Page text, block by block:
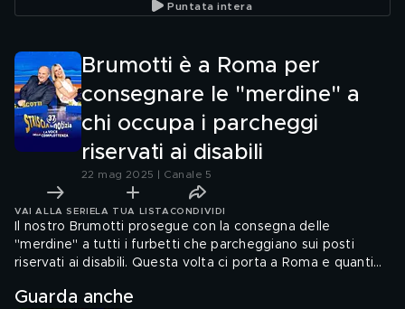
curatrice del museo
Puntata intera
Brumotti è a Roma per
consegnare le "merdine" a
chi occupa i parcheggi
riservati ai disabili
22 mag 2025 | Canale 5
VAI ALLA SERIE LA TUA LISTA CONDIVIDI
Il nostro Brumotti prosegue con la consegna delle
"merdine" a tutti i furbetti che parcheggiano sui posti
riservati ai disabili. Questa volta ci porta a Roma e quanti
senza disabili a bordo! C'è chi mente spudoratamente e chi
Guarda anche